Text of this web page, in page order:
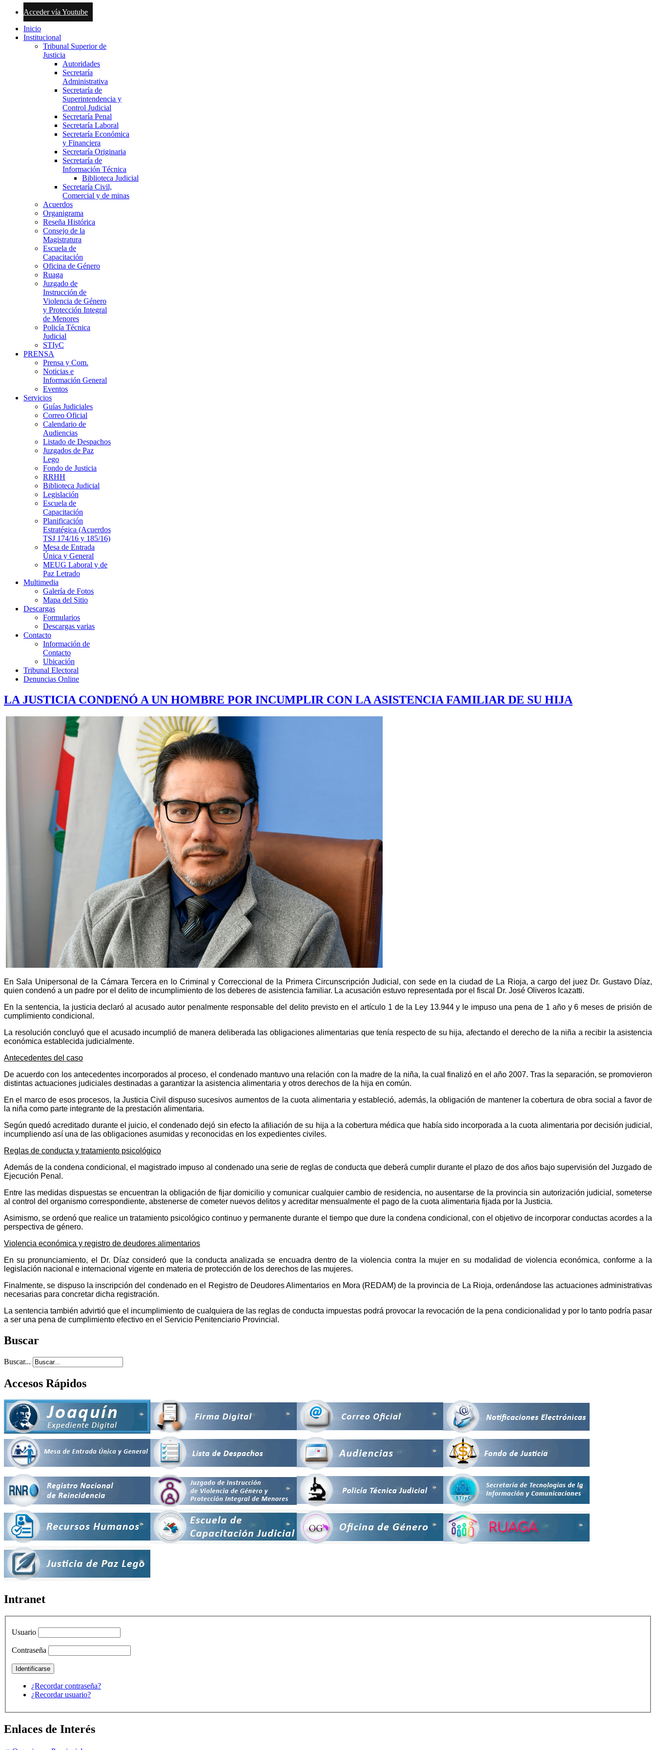
Acceder vía Youtube
Inicio
Institucional
Tribunal Superior de
Justicia
Autoridades
Secretaría
Administrativa
Secretaría de
Superintendencia y
Control Judicial
Secretaría Penal
Secretaría Laboral
Secretaría Económica
y Financiera
Secretaría Originaria
Secretaría de
Información Técnica
Biblioteca Judicial
Secretaría Civil,
Comercial y de minas
Acuerdos
Organigrama
Reseña Histórica
Consejo de la
Magistratura
Escuela de
Capacitación
Oficina de Género
Ruaga
Juzgado de
Instrucción de
Violencia de Género
y Protección Integral
de Menores
Policía Técnica
Judicial
STIyC
PRENSA
Prensa y Com.
Noticias e
Información General
Eventos
Servicios
Guías Judiciales
Correo Oficial
Calendario de
Audiencias
Listado de Despachos
Juzgados de Paz
Lego
Fondo de Justicia
RRHH
Biblioteca Judicial
Legislación
Escuela de
Capacitación
Planificación
Estratégica (Acuerdos
TSJ 174/16 y 185/16)
Mesa de Entrada
Única y General
MEUG Laboral y de
Paz Letrado
Multimedia
Galería de Fotos
Mapa del Sitio
Descargas
Formularios
Descargas varias
Contacto
Información de
Contacto
Ubicación
Tribunal Electoral
Denuncias Online
LA JUSTICIA CONDENÓ A UN HOMBRE POR INCUMPLIR CON LA ASISTENCIA FAMILIAR DE SU HIJA
En Sala Unipersonal de la Cámara Tercera en lo Criminal y Correccional de la Primera Circunscripción Judicial, con sede en la ciudad de La Rioja, a cargo del juez Dr. Gustavo Díaz,
quien condenó a un padre por el delito de incumplimiento de los deberes de asistencia familiar. La acusación estuvo representada por el fiscal Dr. José Oliveros Icazatti.
En la sentencia, la justicia declaró al acusado autor penalmente responsable del delito previsto en el artículo 1 de la Ley 13.944 y le impuso una pena de 1 año y 6 meses de prisión de
cumplimiento condicional.
La resolución concluyó que el acusado incumplió de manera deliberada las obligaciones alimentarias que tenía respecto de su hija, afectando el derecho de la niña a recibir la asistencia
económica establecida judicialmente.
Antecedentes del caso
De acuerdo con los antecedentes incorporados al proceso, el condenado mantuvo una relación con la madre de la niña, la cual finalizó en el año 2007. Tras la separación, se promovieron
distintas actuaciones judiciales destinadas a garantizar la asistencia alimentaria y otros derechos de la hija en común.
En el marco de esos procesos, la Justicia Civil dispuso sucesivos aumentos de la cuota alimentaria y estableció, además, la obligación de mantener la cobertura de obra social a favor de
la niña como parte integrante de la prestación alimentaria.
Según quedó acreditado durante el juicio, el condenado dejó sin efecto la afiliación de su hija a la cobertura médica que había sido incorporada a la cuota alimentaria por decisión judicial,
incumpliendo así una de las obligaciones asumidas y reconocidas en los expedientes civiles.
Reglas de conducta y tratamiento psicológico
Además de la condena condicional, el magistrado impuso al condenado una serie de reglas de conducta que deberá cumplir durante el plazo de dos años bajo supervisión del Juzgado de
Ejecución Penal.
Entre las medidas dispuestas se encuentran la obligación de fijar domicilio y comunicar cualquier cambio de residencia, no ausentarse de la provincia sin autorización judicial, someterse
al control del organismo correspondiente, abstenerse de cometer nuevos delitos y acreditar mensualmente el pago de la cuota alimentaria fijada por la Justicia.
Asimismo, se ordenó que realice un tratamiento psicológico continuo y permanente durante el tiempo que dure la condena condicional, con el objetivo de incorporar conductas acordes a la
perspectiva de género.
Violencia económica y registro de deudores alimentarios
En su pronunciamiento, el Dr. Díaz consideró que la conducta analizada se encuadra dentro de la violencia contra la mujer en su modalidad de violencia económica, conforme a la
legislación nacional e internacional vigente en materia de protección de los derechos de las mujeres.
Finalmente, se dispuso la inscripción del condenado en el Registro de Deudores Alimentarios en Mora (REDAM) de la provincia de La Rioja, ordenándose las actuaciones administrativas
necesarias para concretar dicha registración.
La sentencia también advirtió que el incumplimiento de cualquiera de las reglas de conducta impuestas podrá provocar la revocación de la pena condicionalidad y por lo tanto podría pasar
a ser una pena de cumplimiento efectivo en el Servicio Penitenciario Provincial.
Buscar
Buscar...
Accesos Rápidos
Intranet
Usuario
Contraseña
¿Recordar contraseña?
¿Recordar usuario?
Enlaces de Interés